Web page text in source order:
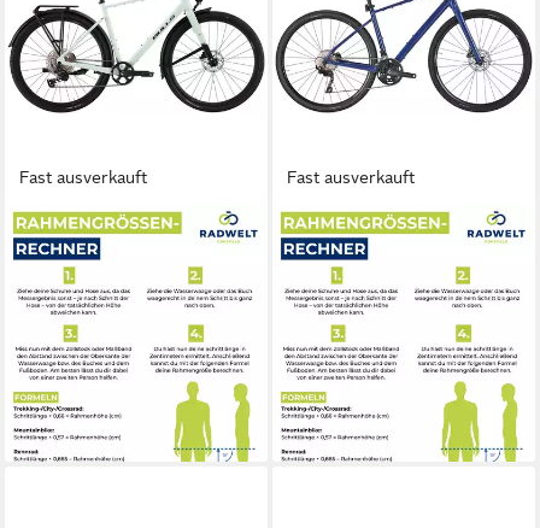
Fast ausverkauft
BULLS
Gravelbike Bulls Daily
Grinder 3 grün 2026
45 cm Rahmenhöhe
Gänge
Zul. Gesamtgewicht
1.907,00 €
55,37 €mtl. in 48 Raten
in 5-6 Werktagen bei dir
Fast ausverkauft
BULLS
Gravelbike Bulls Grinder 2 lila
55 cm Rahmenhöhe
Gänge
Zul. Gesamtgewicht
942,00 € UVP
1.499,00 €
27,35 €mtl. in 48 Raten
-37%
in 5-6 Werktagen bei dir